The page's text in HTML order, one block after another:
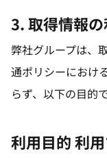
3. 取得情報
弊社グループは、
通ポリシーにおけ
らず、以下の目的
利用目的 利